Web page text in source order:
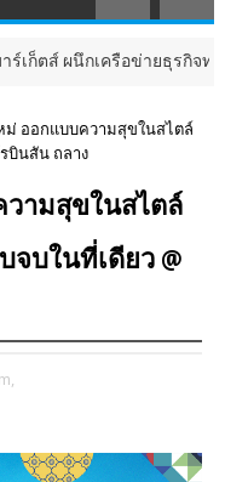
อข่ายธุรกิจท่องเที่ยว-บริการ
ม่ ออกแบบความสุขในสไตล์
บินสัน ถลาง
ามสุขในสไตล์
บในที่เดียว @